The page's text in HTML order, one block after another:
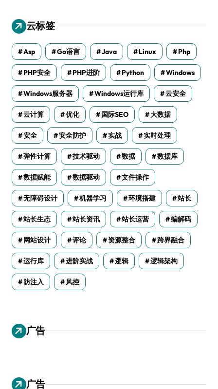
云标签
Asp Go语言 Java Linux Php
PHP安全 PHP进阶 Python Windows
Windows服务器 Windows运行库 云安全
云计算 优化 国际SEO 大数据
安全 安全防护 实战 实时处理
弹性计算 技术驱动 数据 数据库
数据赋能 数据驱动 文件操作
无障碍设计 机器学习 环境搭建 站长
站长生态 站长资讯 站长运营 编解码
网站设计 评论 资源整合 跨界融合
运行库 进阶实战 逻辑 逻辑架构
防注入 风控
广告
广告